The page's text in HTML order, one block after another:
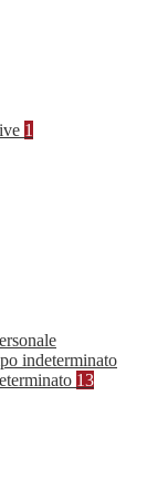
1
indeterminato
13